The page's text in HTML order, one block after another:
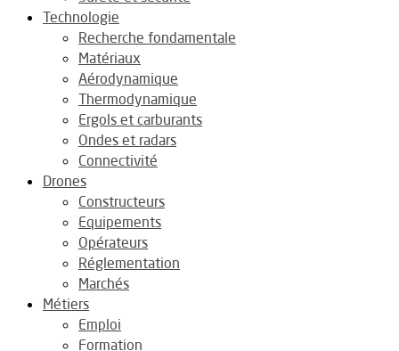
Technologie
Recherche fondamentale
Matériaux
Aérodynamique
Thermodynamique
Ergols et carburants
Ondes et radars
Connectivité
Drones
Constructeurs
Equipements
Opérateurs
Réglementation
Marchés
Métiers
Emploi
Formation